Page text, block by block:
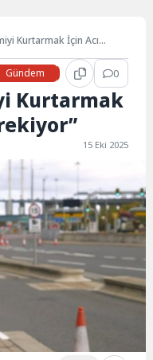
Kurtarmak İçin Acı
Gündem Haberler 0
Kurtarmak
15 Eki 2025